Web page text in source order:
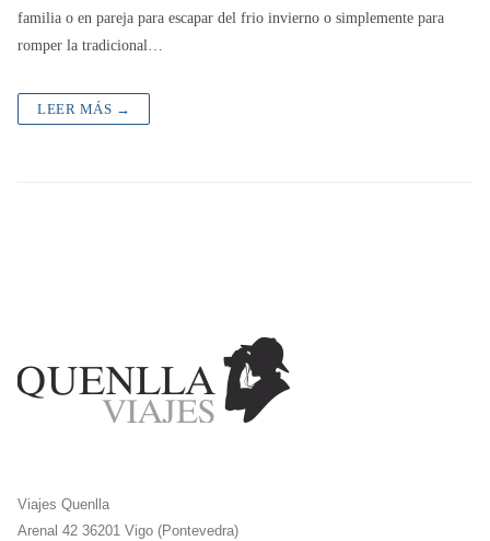
familia o en pareja para escapar del frio invierno o simplemente para
romper la tradicional…
LEER MÁS →
Viajes Quenlla
Arenal 42 36201 Vigo (Pontevedra)